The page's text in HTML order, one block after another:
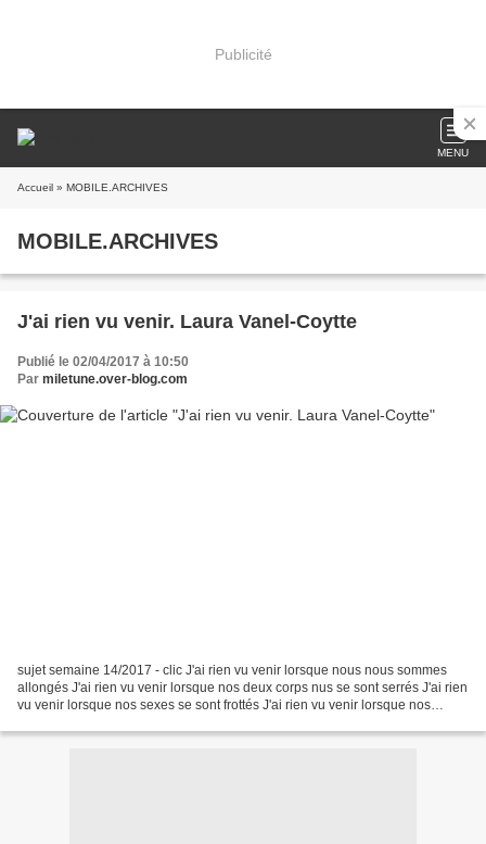
Publicité
MENU
Accueil » MOBILE.ARCHIVES
MOBILE.ARCHIVES
J'ai rien vu venir. Laura Vanel-Coytte
Publié le 02/04/2017 à 10:50
Par miletune.over-blog.com
sujet semaine 14/2017 - clic J'ai rien vu venir lorsque nous nous sommes
allongés J'ai rien vu venir lorsque nos deux corps nus se sont serrés J'ai rien
vu venir lorsque nos sexes se sont frottés J'ai rien vu venir lorsque nos